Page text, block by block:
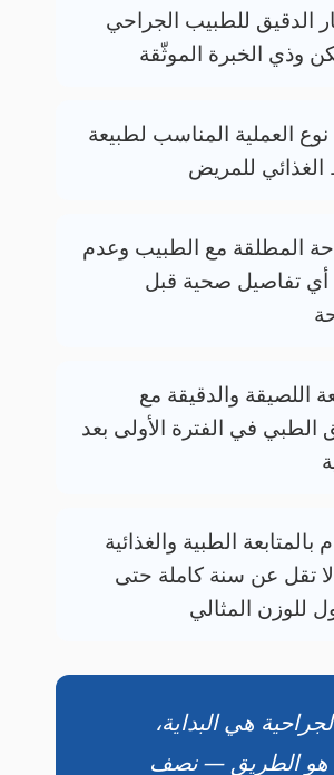
الدقيق للطبيب الجراحي
وذي الخبرة الموثّقة
نوع العملية المناسب لطبيعة
الغذائي للمريض
المطلقة مع الطبيب وعدم
أي تفاصيل صحية قبل
اللصيقة والدقيقة مع
الطبي في الفترة الأولى بعد
بالمتابعة الطبية والغذائية
تقل عن سنة كاملة حتى
للوزن المثالي
هي البداية،
هو الطريق — نصف